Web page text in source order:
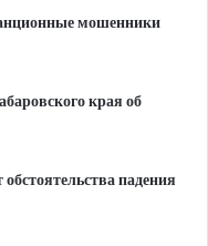
мошенники
края об
падения